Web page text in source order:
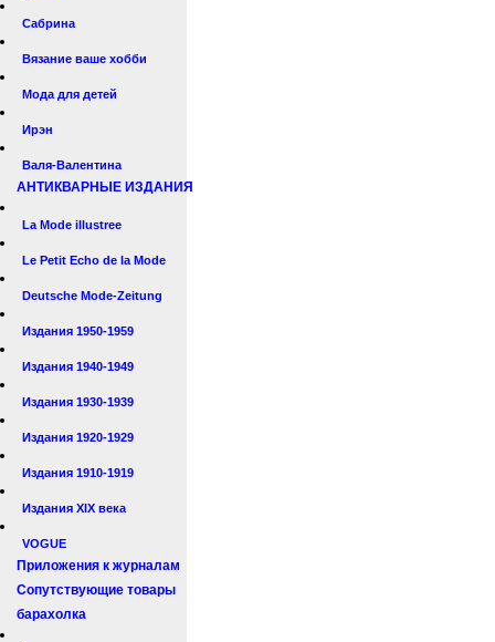
Сабрина
Вязание ваше хобби
Мода для детей
Ирэн
Валя-Валентина
АНТИКВАРНЫЕ ИЗДАНИЯ
La Mode illustree
Le Petit Echo de la Mode
Deutsche Mode-Zeitung
Издания 1950-1959
Издания 1940-1949
Издания 1930-1939
Издания 1920-1929
Издания 1910-1919
Издания XIX века
VOGUE
Приложения к журналам
Сопутствующие товары
барахолка